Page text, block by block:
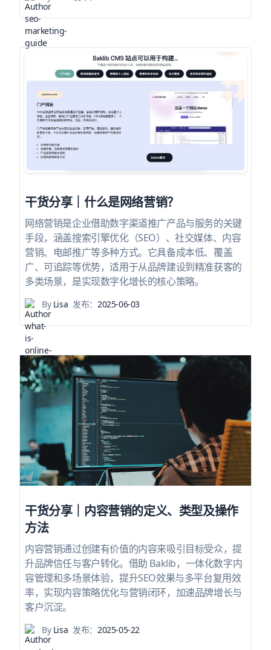
干货分享｜什么是网络营销？
网络营销是企业借助数字渠道推广产品与服务的关键
手段，涵盖搜索引擎优化（SEO）、社交媒体、内容
营销、电邮推广等多种方式。它具备成本低、覆盖
广、可追踪等优势，适用于从品牌建设到精准获客的
多类场景，是实现数字化增长的核心策略。
ByLisa 发布：2025-06-03
干货分享｜内容营销的定义、类型及操作
方法
内容营销通过创建有价值的内容来吸引目标受众，提
升品牌信任与客户转化。借助 Baklib，一体化数字内
容管理和多场景体验，提升SEO效果与多平台复用效
率，实现内容策略优化与营销闭环，加速品牌增长与
客户沉淀。
ByLisa 发布：2025-05-22